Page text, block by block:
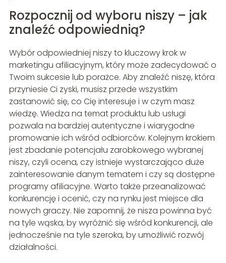
Rozpocznij od wyboru niszy – jak
znaleźć odpowiednią?
Wybór odpowiedniej niszy to kluczowy krok w
marketingu afiliacyjnym, który może zadecydować o
Twoim sukcesie lub porażce. Aby znaleźć niszę, która
przyniesie Ci zyski, musisz przede wszystkim
zastanowić się, co Cię interesuje i w czym masz
wiedzę. Wiedza na temat produktu lub usługi
pozwala na bardziej autentyczne i wiarygodne
promowanie ich wśród odbiorców. Kolejnym krokiem
jest zbadanie potencjału zarobkowego wybranej
niszy, czyli ocena, czy istnieje wystarczająco duże
zainteresowanie danym tematem i czy są dostępne
programy afiliacyjne. Warto także przeanalizować
konkurencję i ocenić, czy na rynku jest miejsce dla
nowych graczy. Nie zapomnij, że nisza powinna być
na tyle wąska, by wyróżnić się wśród konkurencji, ale
jednocześnie na tyle szeroka, by umożliwić rozwój
działalności.